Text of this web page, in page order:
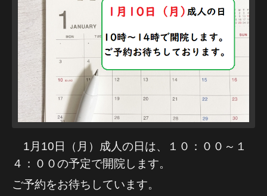
1月10日（月）成人の日は、１０：００～１
４：００の予定で開院します。
ご予約をお待ちしています。